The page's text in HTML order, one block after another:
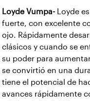
Loyde Vumpa-
Loyde
fuerte, con excelente
ojo. Rápidamente
clásicos y cuando se
su poder para
se convirtió en una
tiene el potencial de
avances rápidamente